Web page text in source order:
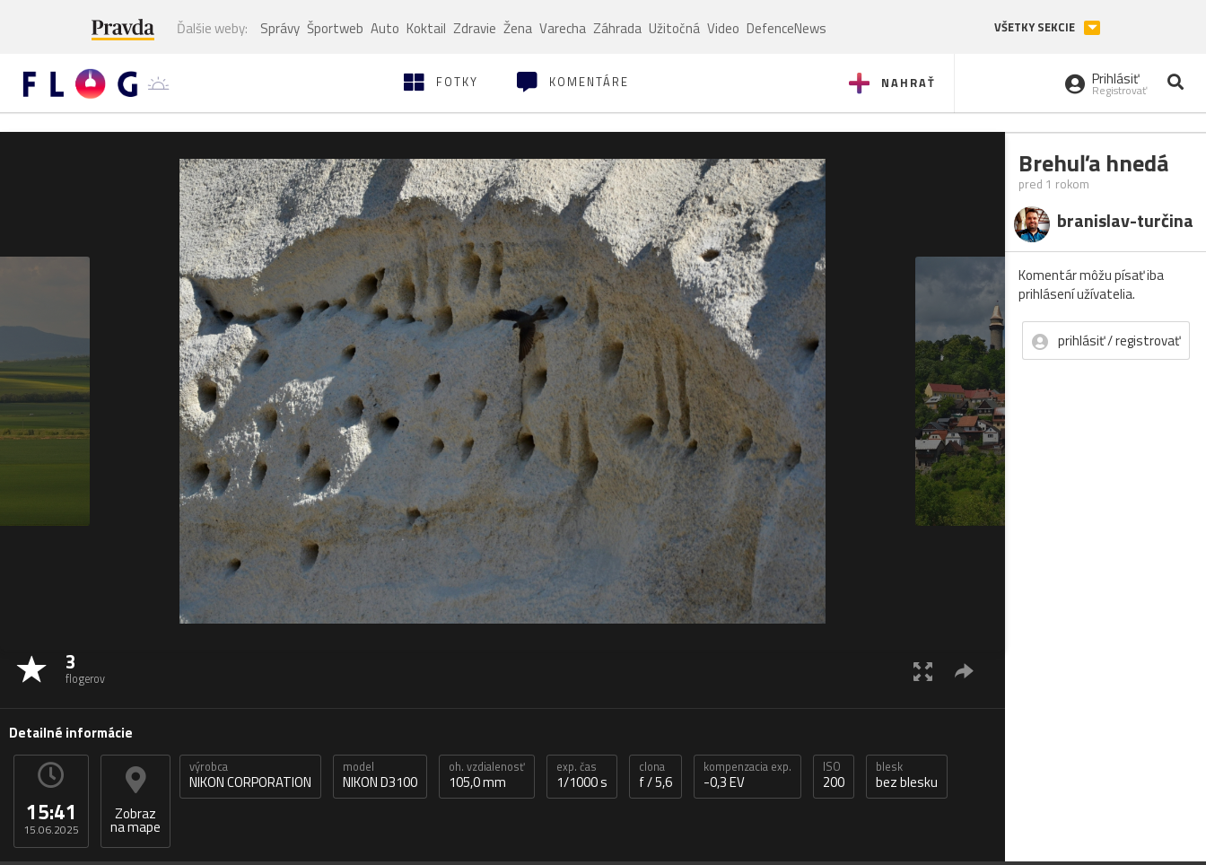
Ďalšie weby: Správy Športweb Auto Koktail Zdravie Žena Varecha Záhrada Užitočná Video DefenceNews VŠETKY SEKCIE
NAHRAŤ
FOTKY KOMENTÁRE Prihlásiť
Registrovať
3
flogerov
Detailné informácie
15:41
15.06.2025
Zobraz
na mape
výrobca
NIKON CORPORATION
model
NIKON D3100
oh. vzdialenosť
105,0 mm
exp. čas
1/1000 s
clona
f / 5,6
kompenzacia exp.
-0,3 EV
ISO
200
blesk
bez blesku
Brehuľa hnedá
pred 1 rokom
branislav-turčina
Komentár môžu písať iba
prihlásení užívatelia.
prihlásiť / registrovať